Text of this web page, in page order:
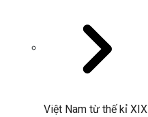
Việt Nam từ thế kỉ XIX